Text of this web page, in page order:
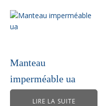
Manteau
imperméable ua
LIRE LA SUITE